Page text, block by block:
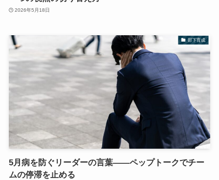
2026年5月18日
部下育成
5月病を防ぐリーダーの言葉——ペップトークでチー
ムの停滞を止める